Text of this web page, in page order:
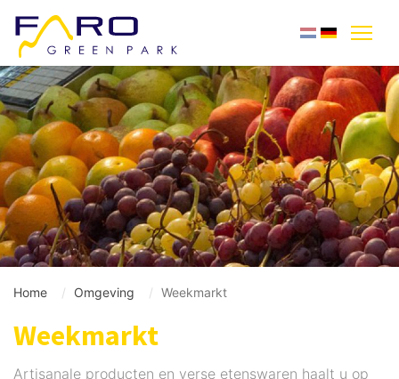
Home Omgeving Weekmarkt
Weekmarkt
Artisanale producten en verse etenswaren haalt u op